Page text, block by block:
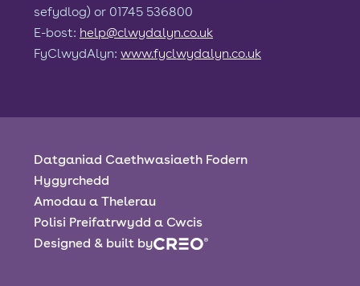
sefydlog) or 01745 536800
E-bost: help@clwydalyn.co.uk
FyClwydAlyn: www.fyclwydalyn.co.uk
Datganiad Caethwasiaeth Fodern
Hygyrchedd
Amodau a Thelerau
Polisi Preifatrwydd a Cwcis
Designed & built by